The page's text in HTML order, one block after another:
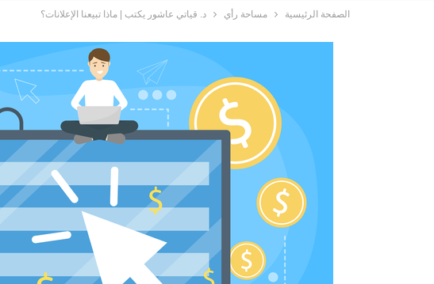
الصفحة الرئيسية مساحة رأي د. قياتي عاشور يكتب | ماذا تبيعنا الإعلانات؟